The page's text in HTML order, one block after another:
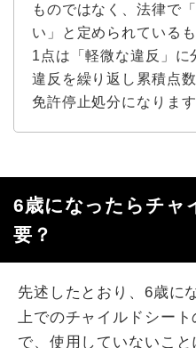
ものではなく、法律で
い」と定められている
1点は「軽微な違反」に
違反を繰り返し累積点
免許停止処分になります
6歳になったらチャ
要？
先述したとおり、6歳に
上でのチャイルドシー
で、使用していないこ